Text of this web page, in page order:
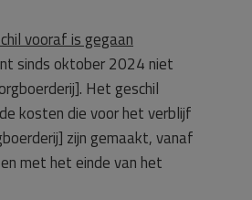
vooraf is gegaan
sinds oktober 2024 niet
Het geschil
kosten die voor het verblijf
zijn gemaakt, vanaf
met het einde van het